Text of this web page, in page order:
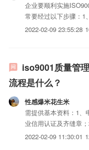
企业要顺利实施
常要经过以下步骤：1
实施ISO9001。2、对
2022-02-09 23:55:28
iso9001质量管
流程是什么？
性感爆米花生米
需提供基本资料：1、
业信用认证及齐缝章
企业信用认证及齐缝
4、企业组织机构代
2022-02-09 11:30:01